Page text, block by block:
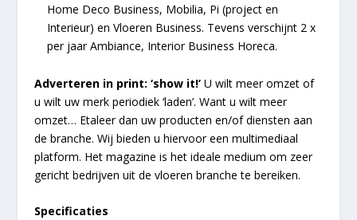
Home Deco Business, Mobilia, Pi (project en
Interieur) en Vloeren Business. Tevens verschijnt 2 x
per jaar Ambiance, Interior Business Horeca.
Adverteren in print: ‘show it!’ U wilt meer omzet of
u wilt uw merk periodiek ‘laden’. Want u wilt meer
omzet… Etaleer dan uw producten en/of diensten aan
de branche. Wij bieden u hiervoor een multimediaal
platform. Het magazine is het ideale medium om zeer
gericht bedrijven uit de vloeren branche te bereiken.
Specificaties